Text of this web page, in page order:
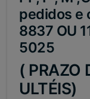
pedidos e
8837 OU
5025
( PRAZO
ULTÉIS)